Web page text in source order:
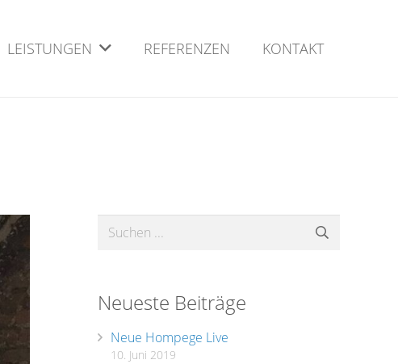
LEISTUNGEN REFERENZEN KONTAKT
Neueste Beiträge
Neue Hompege Live
10. Juni 2019